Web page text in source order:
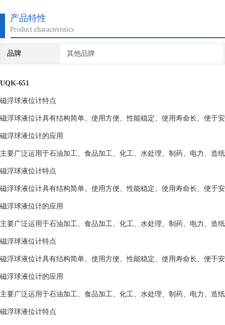
磁浮球液位计的应用
主要广泛运用于石油加工、食品加工、化工、水处理、制药、电力、造
产品特性
Product characteristics
品牌 其他品牌
UQK-651
磁浮球液位计特点
磁浮球液位计具有结构简单、使用方便、性能稳定、使用寿命长、便于
磁浮球液位计的应用
主要广泛运用于石油加工、食品加工、化工、水处理、制药、电力、造
磁浮球液位计特点
磁浮球液位计具有结构简单、使用方便、性能稳定、使用寿命长、便于
磁浮球液位计的应用
主要广泛运用于石油加工、食品加工、化工、水处理、制药、电力、造
磁浮球液位计特点
磁浮球液位计具有结构简单、使用方便、性能稳定、使用寿命长、便于
磁浮球液位计的应用
主要广泛运用于石油加工、食品加工、化工、水处理、制药、电力、造
磁浮球液位计特点